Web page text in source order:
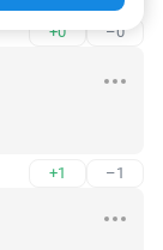
+0 –0
+1 –1